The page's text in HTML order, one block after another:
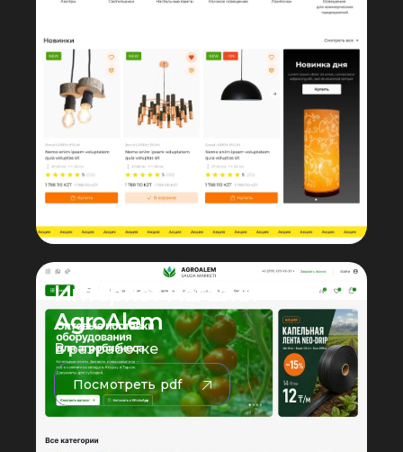
Интернет магазин
AgroAlem
В разработке
Посмотреть pdf